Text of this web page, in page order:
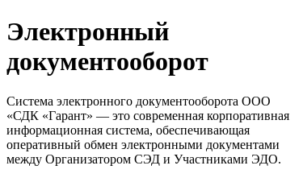
Электронный
документооборот
Система электронного документооборота ООО
«СДК «Гарант» — это современная корпоративная
информационная система, обеспечивающая
оперативный обмен электронными документами
между Организатором СЭД и Участниками ЭДО.